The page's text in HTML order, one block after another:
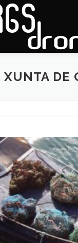
PORTAFOLIO
XUNTA DE